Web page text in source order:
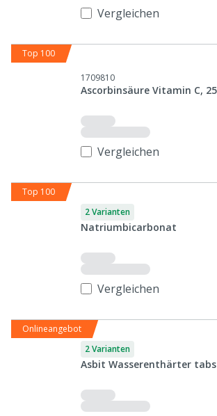
Vergleichen
Top 100
1709810
Ascorbinsäure Vitamin C,
Vergleichen
Top 100
2 Varianten
Natriumbicarbonat
Vergleichen
Onlineangebot
2 Varianten
Asbit Wasserenthärter tabs